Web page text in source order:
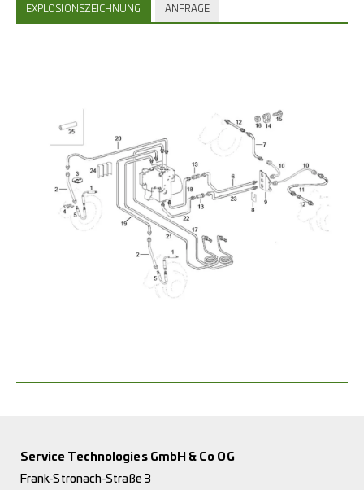
EXPLOSIONSZEICHNUNG ANFRAGE
Service Technologies GmbH & Co OG
Frank-Stronach-Straße 3